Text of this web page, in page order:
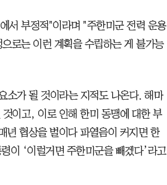
서 부정적"이라며 "주한미군 전력 운용
로는 이런 계획을 수립하는 게 불가능
소가 될 것이라는 지적도 나온다. 해마
이고, 이로 인해 한미 동맹에 대한 부
년 협상을 벌이다 파열음이 커지면 한
이 ‘이럴거면 주한미군을 빼겠다’라고